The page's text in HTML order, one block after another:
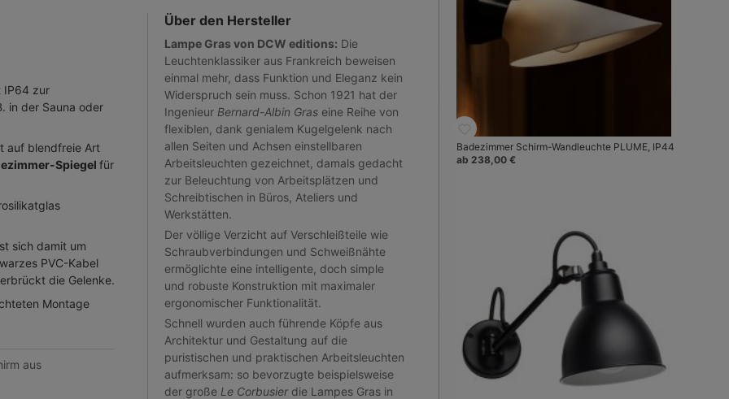
IP64 zur
in der Sauna oder
auf blendfreie Art
Spiegel für
sich damit um
PVC-Kabel
die Gelenke.
Montage
aus
Über den Hersteller
Lampe Gras von DCW editions: Die
Leuchtenklassiker aus Frankreich beweisen
einmal mehr, dass Funktion und Eleganz kein
Widerspruch sein muss. Schon 1921 hat der
Ingenieur Bernard-Albin Gras eine Reihe von
flexiblen, dank genialem Kugelgelenk nach
allen Seiten und Achsen einstellbaren
Arbeitsleuchten gezeichnet, damals gedacht
zur Beleuchtung von Arbeitsplätzen und
Schreibtischen in Büros, Ateliers und
Werkstätten.
Der völlige Verzicht auf Verschleißteile wie
Schraubverbindungen und Schweißnähte
ermöglichte eine intelligente, doch simple
und robuste Konstruktion mit maximaler
ergonomischer Funktionalität.
Schnell wurden auch führende Köpfe aus
Architektur und Gestaltung auf die
puristischen und praktischen Arbeitsleuchten
aufmerksam: so bevorzugte beispielsweise
der große Le Corbusierdie Lampes Gras in
Badezimmer Schirm-Wandleuchte PLUME, IP44
ab 238,00 €